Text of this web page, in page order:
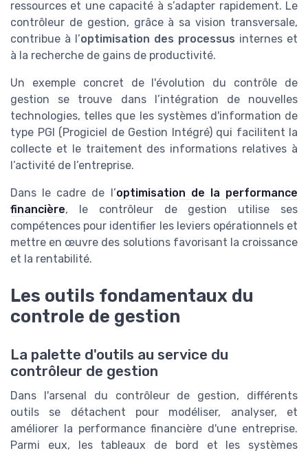
ressources et une capacité à s’adapter rapidement. Le
contrôleur de gestion, grâce à sa vision transversale,
contribue à l’optimisation des processus internes et
à la recherche de gains de productivité.
Un exemple concret de l'évolution du contrôle de
gestion se trouve dans l’intégration de nouvelles
technologies, telles que les systèmes d'information de
type PGI (Progiciel de Gestion Intégré) qui facilitent la
collecte et le traitement des informations relatives à
l’activité de l’entreprise.
Dans le cadre de l’optimisation de la performance
financière, le contrôleur de gestion utilise ses
compétences pour identifier les leviers opérationnels et
mettre en œuvre des solutions favorisant la croissance
et la rentabilité.
Les outils fondamentaux du
controle de gestion
La palette d'outils au service du
contrôleur de gestion
Dans l'arsenal du contrôleur de gestion, différents
outils se détachent pour modéliser, analyser, et
améliorer la performance financière d'une entreprise.
Parmi eux, les tableaux de bord et les systèmes